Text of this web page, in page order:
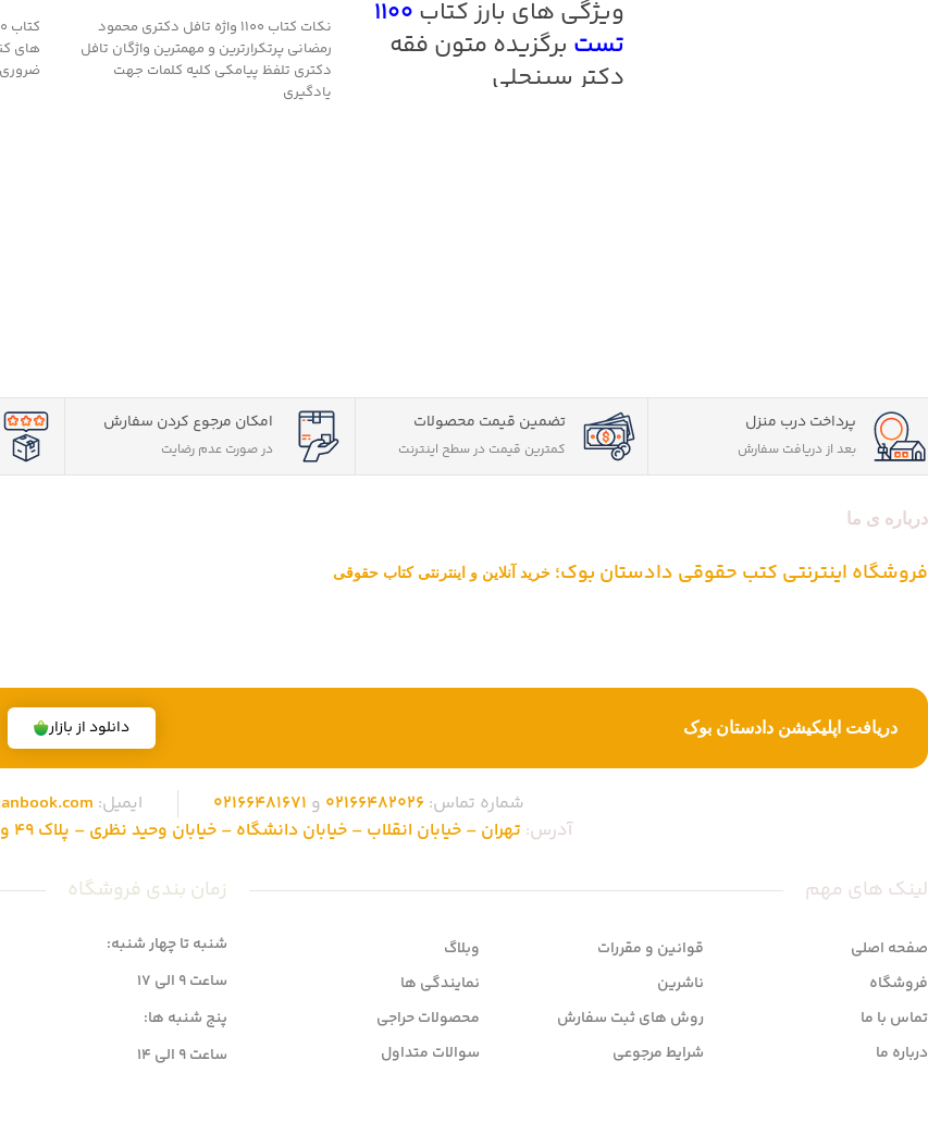
ویژگی های بارز کتاب 1100
تست برگزیده متون فقه
دکتر سینجلی
نکات کتاب 1100 واژه تافل دکتری محمود
رمضانی پرتکرارترین و مهمترین واژگان تافل
دکتری تلفظ پیامکی کلیه کلمات جهت
یادگیری
پرداخت درب منزل
بعد از دریافت سفارش
تضمین قیمت محصولات
کمترین قیمت در سطح اینترنت
امکان مرجوع کردن سفارش
در صورت عدم رضایت
درباره ی ما
فروشگاه اینترنتی کتب حقوقی دادستان بوک؛ خرید آنلاین و اینترنتی کتاب حقوقی
دریافت اپلیکیشن دادستان بوک دانلود از بازار
شماره تماس:02166482026 و 02166481671 ایمیل:
آدرس: تهران – خیابان انقلاب – خیابان دانشگاه – خیابان وحید نظری – پلاک 49 واحد 3 کد پستی: 1315686310
لینک های مهم
صفحه اصلی
فروشگاه
تماس با ما
درباره ما
قوانین و مقررات
ناشرین
روش های ثبت سفارش
شرایط مرجوعی
وبلاگ
نمایندگی ها
محصولات حراجی
سوالات متداول
زمان بندی فروشگاه
شنبه تا چهار شنبه:
ساعت 9 الی 17
پنج شنبه ها:
ساعت 9 الی 14